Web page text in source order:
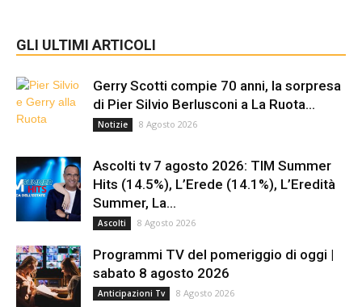
GLI ULTIMI ARTICOLI
Gerry Scotti compie 70 anni, la sorpresa
di Pier Silvio Berlusconi a La Ruota...
Notizie 8 Agosto 2026
Ascolti tv 7 agosto 2026: TIM Summer
Hits (14.5%), L’Erede (14.1%), L’Eredità
Summer, La...
Ascolti 8 Agosto 2026
Programmi TV del pomeriggio di oggi |
sabato 8 agosto 2026
Anticipazioni Tv 8 Agosto 2026